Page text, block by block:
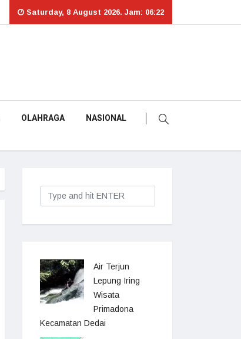
Saturday, 8 August 2026. Jam: 06:22
OLAHRAGA NASIONAL
Air Terjun
Lepung Iring
Wisata
Primadona
Kecamatan Dedai